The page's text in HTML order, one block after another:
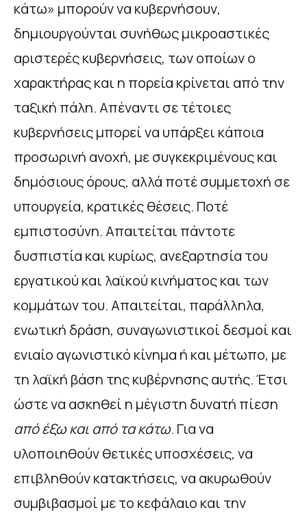
κάτω» μπορούν να κυβερνήσουν,
δημιουργούνται συνήθως μικροαστικές
αριστερές κυβερνήσεις, των οποίων ο
χαρακτήρας και η πορεία κρίνεται από την
ταξική πάλη. Απέναντι σε τέτοιες
κυβερνήσεις μπορεί να υπάρξει κάποια
προσωρινή ανοχή, με συγκεκριμένους και
δημόσιους όρους, αλλά ποτέ συμμετοχή σε
υπουργεία, κρατικές θέσεις. Ποτέ
εμπιστοσύνη. Απαιτείται πάντοτε
δυσπιστία και κυρίως, ανεξαρτησία του
εργατικού και λαϊκού κινήματος και των
κομμάτων του. Απαιτείται, παράλληλα,
ενωτική δράση, συναγωνιστικοί δεσμοί και
ενιαίο αγωνιστικό κίνημα ή και μέτωπο, με
τη λαϊκή βάση της κυβέρνησης αυτής. Έτσι
ώστε να ασκηθεί η μέγιστη δυνατή πίεση
από έξω και από τα κάτω. Για να
υλοποιηθούν θετικές υποσχέσεις, να
επιβληθούν κατακτήσεις, να ακυρωθούν
συμβιβασμοί με το κεφάλαιο και την